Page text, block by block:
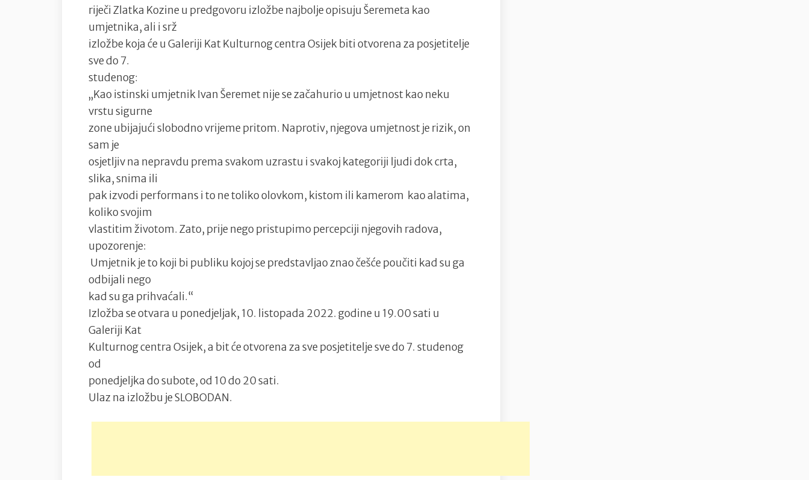
riječi Zlatka Kozine u predgovoru izložbe najbolje opisuju Šeremeta kao
umjetnika, ali i srž
izložbe koja će u Galeriji Kat Kulturnog centra Osijek biti otvorena za posjetitelje
sve do 7.
studenog:
„Kao istinski umjetnik Ivan Šeremet nije se začahurio u umjetnost kao neku
vrstu sigurne
zone ubijajući slobodno vrijeme pritom. Naprotiv, njegova umjetnost je rizik, on
sam je
osjetljiv na nepravdu prema svakom uzrastu i svakoj kategoriji ljudi dok crta,
slika, snima ili
pak izvodi performans i to ne toliko olovkom, kistom ili kamerom kao alatima,
koliko svojim
vlastitim životom. Zato, prije nego pristupimo percepciji njegovih radova,
upozorenje:
Umjetnik je to koji bi publiku kojoj se predstavljao znao češće poučiti kad su ga
odbijali nego
kad su ga prihvaćali.“
Izložba se otvara u ponedjeljak, 10. listopada 2022. godine u 19.00 sati u
Galeriji Kat
Kulturnog centra Osijek, a bit će otvorena za sve posjetitelje sve do 7. studenog
od
ponedjeljka do subote, od 10 do 20 sati.
Ulaz na izložbu je SLOBODAN.